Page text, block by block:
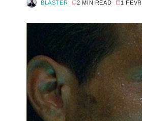
BLASTER 2 MIN READ 1